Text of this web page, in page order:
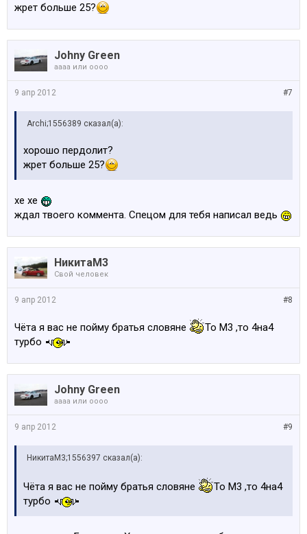
жрет больше 25?
Johny Green
аааа или оооо
#7
9 апр 2012
Archi;1556389 сказал(а):
хорошо пердолит?
жрет больше 25?
хе хе
ждал твоего коммента. Спецом для тебя написал ведь
НикитаМ3
Свой человек
#8
9 апр 2012
Чёта я вас не пойму братья словяне
То М3 ,то 4на4
турбо
Johny Green
аааа или оооо
#9
9 апр 2012
НикитаМ3;1556397 сказал(а):
Чёта я вас не пойму братья словяне
То М3 ,то 4на4
турбо